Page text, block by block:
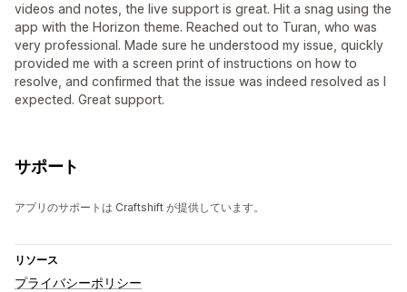
videos and notes, the live support is great. Hit a snag using the
app with the Horizon theme. Reached out to Turan, who was
very professional. Made sure he understood my issue, quickly
provided me with a screen print of instructions on how to
resolve, and confirmed that the issue was indeed resolved as I
expected. Great support.
サポート
アプリのサポートは Craftshift が提供しています。
リソース
プライバシーポリシー